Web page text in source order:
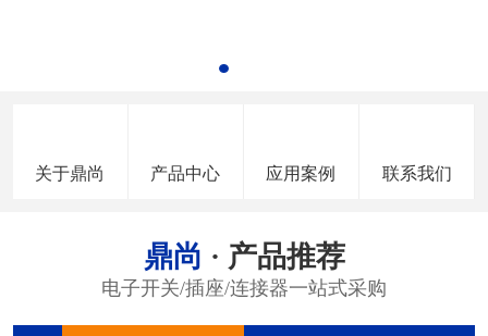
关于鼎尚 产品中心 应用案例 联系我们
鼎尚 · 产品推荐
电子开关/插座/连接器一站式采购